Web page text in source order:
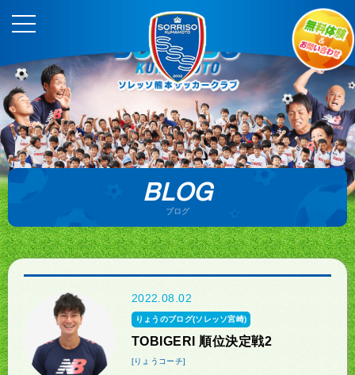
BLOG
ブログ
2022.08.02
りょうのブログ(ソレッソ宮崎)
TOBIGERI 順位決定戦2
[りょうコーチ]